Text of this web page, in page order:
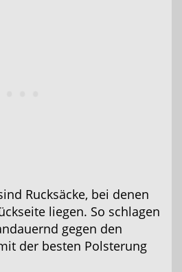
Rucksäcke, bei denen
liegen. So schlagen
gegen den
der besten Polsterung